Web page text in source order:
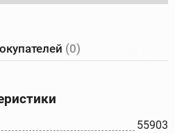
(0)
55903